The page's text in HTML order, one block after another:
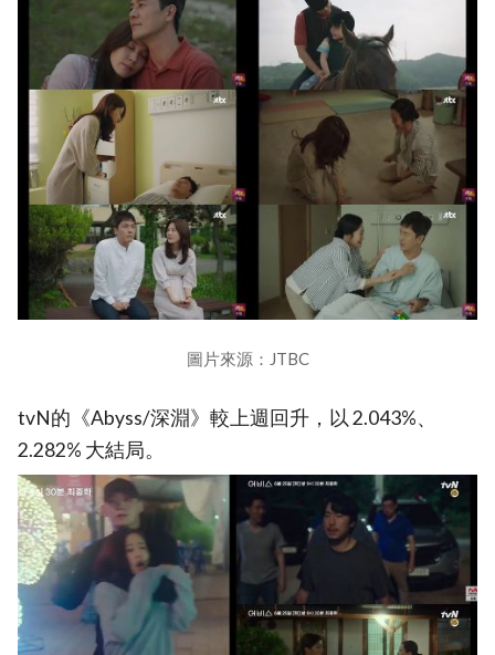
圖片來源：JTBC
tvN的《Abyss/深淵》較上週回升，以 2.043%、
2.282% 大結局。